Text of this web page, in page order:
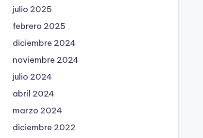
julio 2025
febrero 2025
diciembre 2024
noviembre 2024
julio 2024
abril 2024
marzo 2024
diciembre 2022